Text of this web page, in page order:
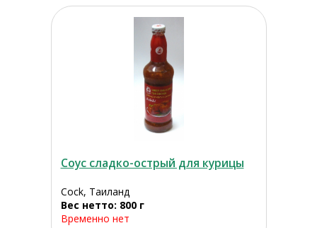
Соус сладко-острый для курицы
Cock, Таиланд
Вес нетто: 800 г
Временно нет